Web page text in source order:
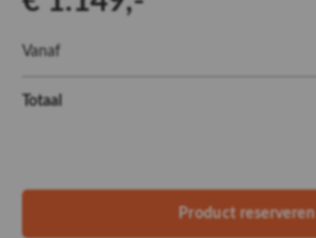
Vanaf
Totaal
Product reserveren